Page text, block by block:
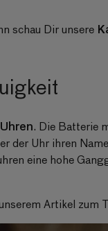
schau Dir unsere
. Die Batterie
der Uhr ihren
eine hohe
Artikel zum